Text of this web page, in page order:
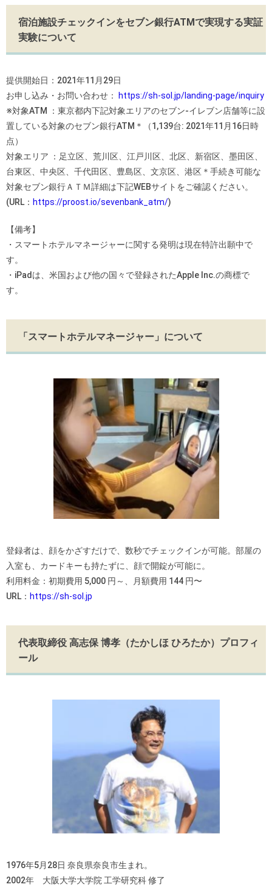
宿泊施設チェックインをセブン銀行ATMで実現する実証
実験について
提供開始日：2021年11月29日
お申し込み・お問い合わせ：
https://sh-sol.jp/landing-page/inquiry
※対象ATM ：東京都内下記対象エリアのセブン-イレブン店舗等に設
置している対象のセブン銀行ATM＊（1,139台: 2021年11月16日時
点）
対象エリア ：足立区、荒川区、江戸川区、北区、新宿区、墨田区、
台東区、中央区、千代田区、豊島区、文京区、港区＊手続き可能な
対象セブン銀行ＡＴＭ詳細は下記WEBサイトをご確認ください。
(URL： https://proost.io/sevenbank_atm/)
【備考】
・スマートホテルマネージャーに関する発明は現在特許出願中で
す。
・iPadは、米国および他の国々で登録されたApple Inc.の商標で
す。
「スマートホテルマネージャー」について
登録者は、顔をかざすだけで、数秒でチェックインが可能。部屋の
入室も、カードキーも持たずに、顔で開錠が可能に。
利用料金：初期費用 5,000 円～、月額費用 144 円〜
URL： https://sh-sol.jp
代表取締役 高志保 博孝（たかしほ ひろたか）プロフィ
ール
1976年5月28日 奈良県奈良市生まれ。
2002年 大阪大学大学院 工学研究科 修了